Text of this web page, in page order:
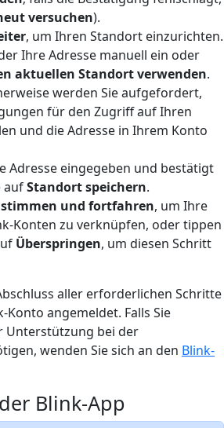
versuchen).
, um Ihren Standort einzurichten.
Ihre Adresse manuell ein oder
aktuellen Standort verwenden.
werden Sie aufgefordert,
für den Zugriff auf Ihren
und die Adresse in Ihrem Konto
Adresse eingegeben und bestätigt
aufStandort speichern.
und fortfahren, um Ihre
Konten zu verknüpfen, oder tippen
Überspringen, um diesen Schritt
aller erforderlichen Schritte
Konto angemeldet. Falls Sie
Unterstützung bei der
wenden Sie sich an den Blink-
Blink-App